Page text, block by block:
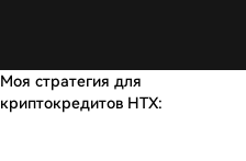
Моя стратегия для
криптокредитов HTX: